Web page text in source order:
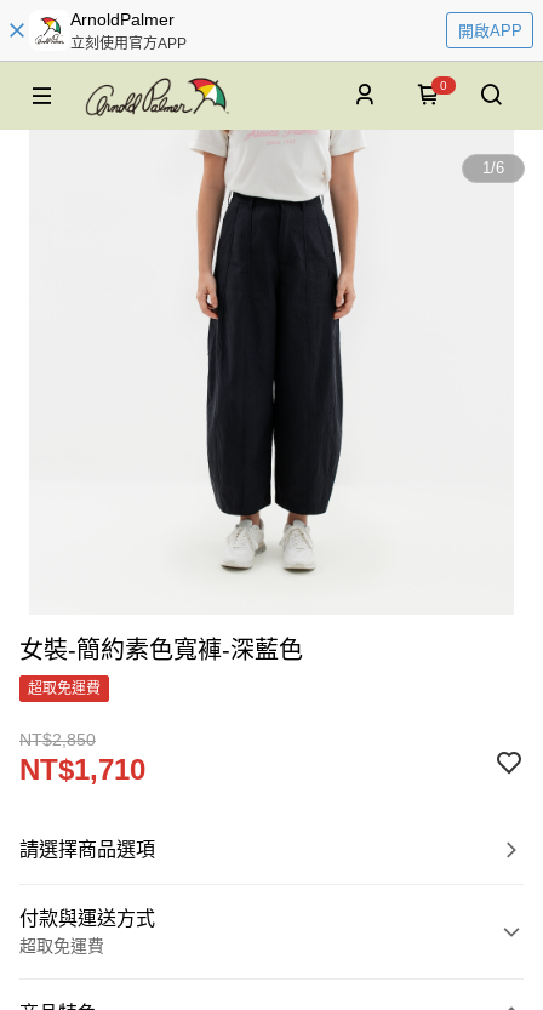
ArnoldPalmer
立刻使用官方APP
開啟APP
0
1/6
女裝-簡約素色寬褲-深藍色
超取免運費
NT$2,850
NT$1,710
請選擇商品選項
付款與運送方式
超取免運費